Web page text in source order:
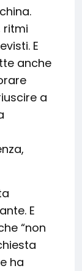
ritmi
E
anche
a
E
“non
ha